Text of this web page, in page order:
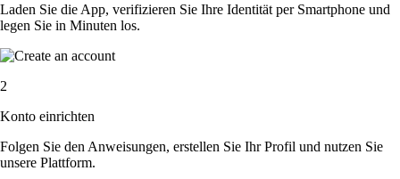
Laden Sie die App, verifizieren Sie Ihre Identität per Smartphone und
legen Sie in Minuten los.
2
Konto einrichten
Folgen Sie den Anweisungen, erstellen Sie Ihr Profil und nutzen Sie
unsere Plattform.